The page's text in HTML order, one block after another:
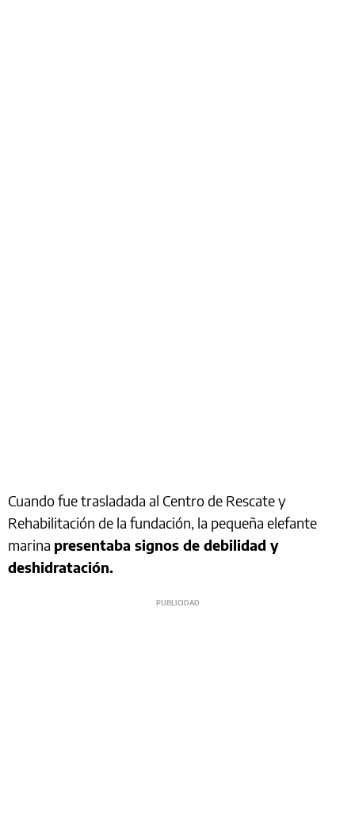
Cuando fue trasladada al Centro de Rescate y
Rehabilitación de la fundación, la pequeña elefante
marina presentaba signos de debilidad y
deshidratación.